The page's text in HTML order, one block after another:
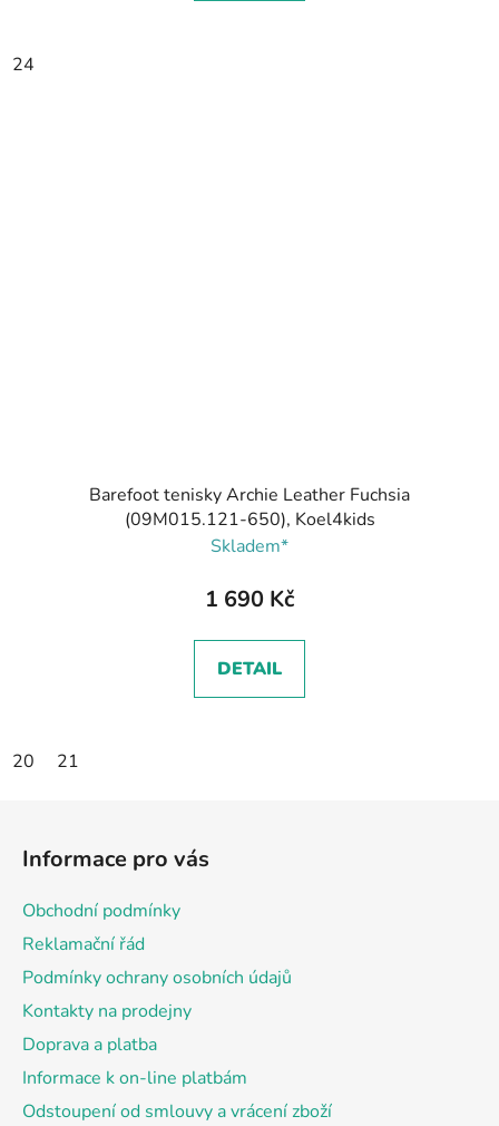
24
Barefoot tenisky Archie Leather Fuchsia
(09M015.121-650), Koel4kids
Skladem*
1 690 Kč
DETAIL
20 21
Informace pro vás
Obchodní podmínky
Reklamační řád
Podmínky ochrany osobních údajů
Kontakty na prodejny
Doprava a platba
Informace k on-line platbám
Odstoupení od smlouvy a vrácení zboží